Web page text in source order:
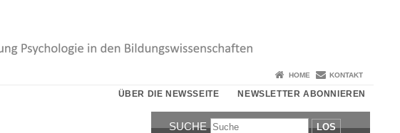
HOME KONTAKT
ÜBER DIE NEWSSEITE NEWSLETTER ABONNIEREN
SUCHE LOS